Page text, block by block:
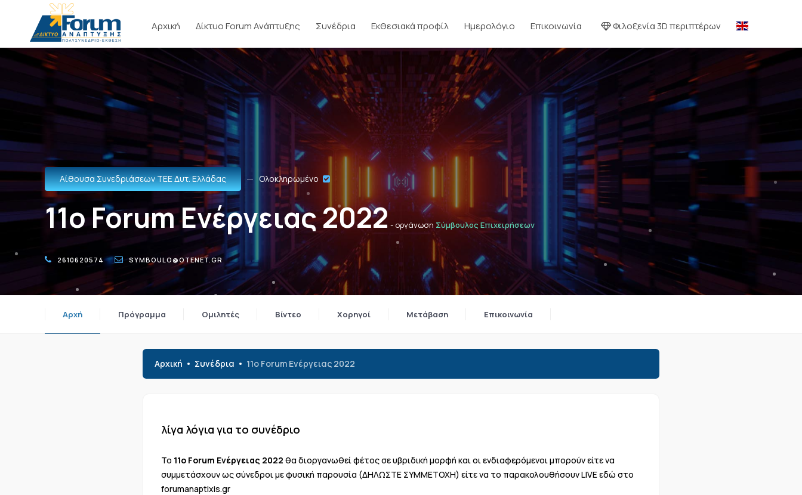
Αρχική Δίκτυο Forum Ανάπτυξης Συνέδρια Εκθεσιακά προφίλ Ημερολόγιο Επικοινωνία Φιλοξενία 3D περιπτέρων
Αίθουσα Συνεδριάσεων ΤΕΕ Δυτ. Ελλάδας Ολοκληρωμένο
11o Forum Ενέργειας 2022- οργάνωση Σύμβουλος Επιχειρήσεων
2610620574 SYMBOULO@OTENET.GR
Αρχή Πρόγραμμα Ομιλητές Βίντεο Χορηγοί Μετάβαση Επικοινωνία
Αρχική Συνέδρια 11o Forum Ενέργειας 2022
λίγα λόγια για το συνέδριο
To 11o Forum Ενέργειας 2022 θα διοργανωθεί φέτος σε υβριδική μορφή και οι ενδιαφερόμενοι μπορούν είτε να
συμμετάσχουν ως σύνεδροι με φυσική παρουσία (ΔΗΛΩΣΤΕ ΣΥΜΜΕΤΟΧΗ) είτε να το παρακολουθήσουν LIVE εδώ στο
forumanaptixis.gr